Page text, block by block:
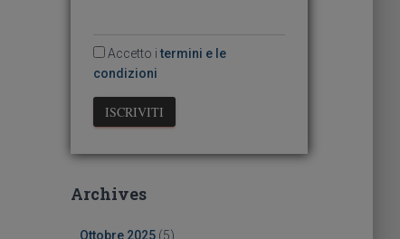
Accetto i termini e le
condizioni
Archives
Ottobre 2025(5)